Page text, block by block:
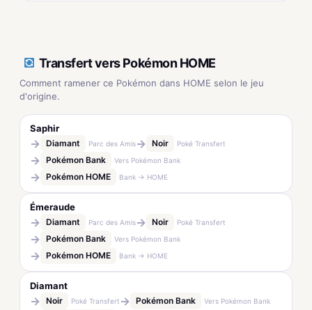
Transfert vers Pokémon HOME
Comment ramener ce Pokémon dans HOME selon le jeu
d'origine.
Saphir
→ Diamant Parc des Amis→ Noir Poké Transfert
→ Pokémon Bank Vers Pokémon Bank
→ Pokémon HOME Bank → HOME
Émeraude
→ Diamant Parc des Amis→ Noir Poké Transfert
→ Pokémon Bank Vers Pokémon Bank
→ Pokémon HOME Bank → HOME
Diamant
→ Noir Poké Transfert → Pokémon Bank Vers Pokémon Bank